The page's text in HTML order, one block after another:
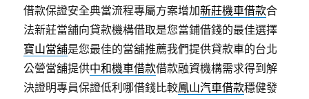
借款保證安全典當流程專屬方案增加新莊機車借款合
法新莊當舖向貸款機構借取是您當鋪借錢的最佳選擇
寶山當舖是您最佳的當舖推薦我們提供貸款車的台北
公營當舖提供中和機車借款借款融資機構需求得到解
決證明專員保證低利哪借錢比較鳳山汽車借款穩健發